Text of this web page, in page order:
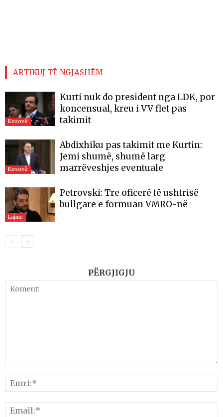
ARTIKUJ TË NGJASHËM
Kosovë
Kurti nuk do president nga LDK, por
koncensual, kreu i VV flet pas
takimit
Kosovë
Abdixhiku pas takimit me Kurtin:
Jemi shumë, shumë larg
marrëveshjes eventuale
Lajme
Petrovski: Tre oficerë të ushtrisë
bullgare e formuan VMRO-në
PËRGJIGJU